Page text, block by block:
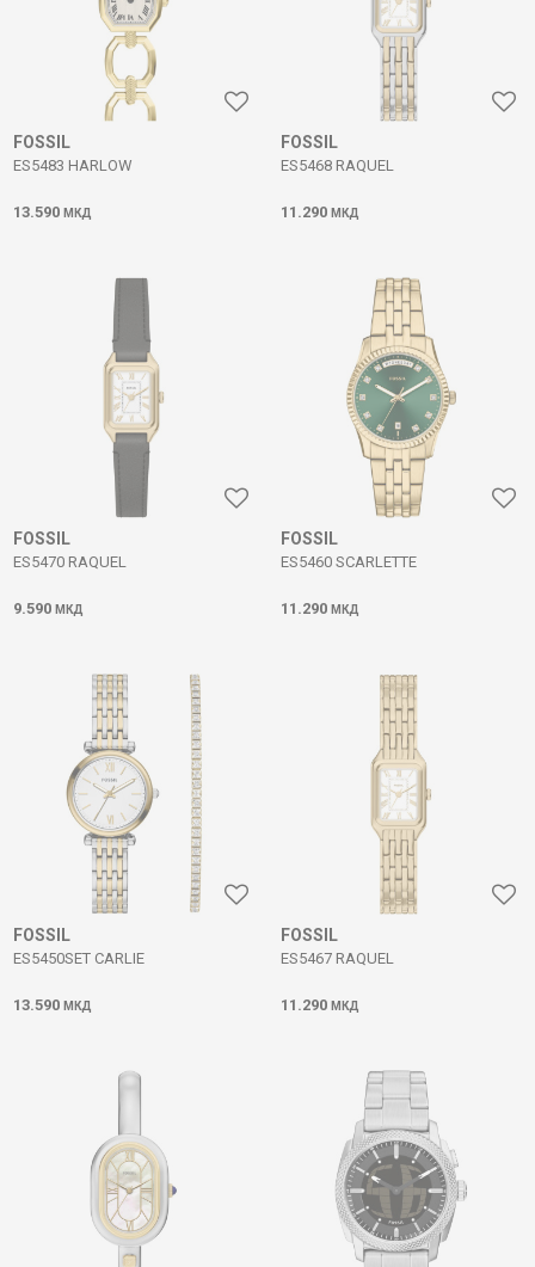
FOSSIL
ES5483 HARLOW
13.590 МКД
FOSSIL
ES5468 RAQUEL
11.290 МКД
FOSSIL
ES5470 RAQUEL
9.590 МКД
FOSSIL
ES5460 SCARLETTE
11.290 МКД
FOSSIL
ES5450SET CARLIE
13.590 МКД
FOSSIL
ES5467 RAQUEL
11.290 МКД